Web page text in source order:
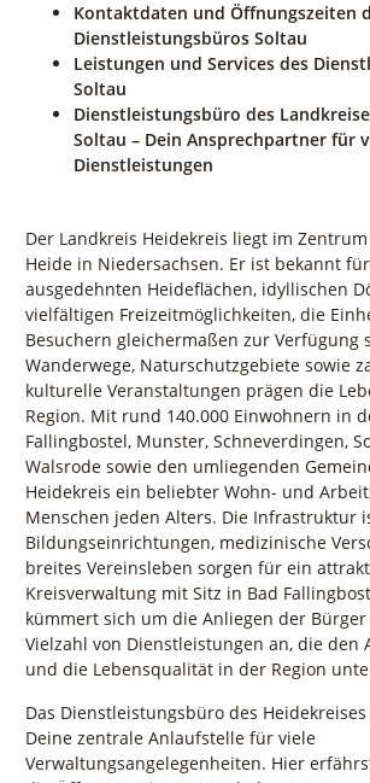
Kontaktdaten und Öffnungszeiten
Dienstleistungsbüros Soltau
Leistungen und Services des
Soltau
Dienstleistungsbüro des
Soltau – Dein Ansprechpartner für
Dienstleistungen
Der Landkreis Heidekreis liegt im
Heide in Niedersachsen. Er ist bekannt
ausgedehnten Heideflächen, idyllischen
vielfältigen Freizeitmöglichkeiten, die
Besuchern gleichermaßen zur Verfügung
Wanderwege, Naturschutzgebiete sowie
kulturelle Veranstaltungen prägen die
Region. Mit rund 140.000 Einwohnern in
Fallingbostel, Munster, Schneverdingen,
Walsrode sowie den umliegenden
Heidekreis ein beliebter Wohn- und
Menschen jeden Alters. Die Infrastruktur
Bildungseinrichtungen, medizinische
breites Vereinsleben sorgen für ein
Kreisverwaltung mit Sitz in Bad
kümmert sich um die Anliegen der
Vielzahl von Dienstleistungen an, die den
und die Lebensqualität in der Region
Das Dienstleistungsbüro des
Deine zentrale Anlaufstelle für viele
Verwaltungsangelegenheiten. Hier